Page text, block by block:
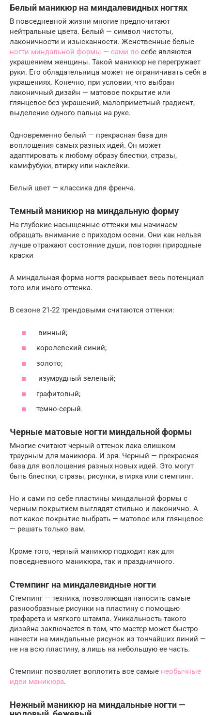
Белый маникюр на миндалевидных ногтях
В повседневной жизни многие предпочитают
нейтральные цвета. Белый — символ чистоты,
лаконичности и изысканности. Женственные белые
ногти миндальной формы — сами по себе являются
украшением женщины. Такой маникюр не перегружает
руки. Его обладательница может не ограничивать себя в
украшениях. Конечно, при условии, что выбран
лаконичный дизайн — матовое покрытие или
глянцевое без украшений, малоприметный градиент,
выделение одного пальца на руке.
Одновременно белый — прекрасная база для
воплощения самых разных идей. Он может
адаптировать к любому образу блестки, стразы,
камифубуки, втирку или наклейки.
Белый цвет — классика для френча.
Темный маникюр на миндальную форму
На глубокие насыщенные оттенки мы начинаем
обращать внимание с приходом осени. Они как нельзя
лучше отражают состояние души, повторяя природные
краски
А миндальная форма ногтя раскрывает весь потенциал
того или иного оттенка.
В сезоне 21-22 трендовыми считаются оттенки:
винный;
королевский синий;
золото;
изумрудный зеленый;
графитовый;
темно-серый.
Черные матовые ногти миндальной формы
Многие считают черный оттенок лака слишком
траурным для маникюра. И зря. Черный — прекрасная
база для воплощения разных новых идей. Это могут
быть блестки, стразы, рисунки, втирка или стемпинг.
Но и сами по себе пластины миндальной формы с
черным покрытием выглядят стильно и лаконично. А
вот какое покрытие выбрать — матовое или глянцевое
— решать только вам.
Кроме того, черный маникюр подходит как для
повседневного маникюра, так и праздничного.
Стемпинг на миндалевидные ногти
Стемпинг — техника, позволяющая наносить самые
разнообразные рисунки на пластину с помощью
трафарета и мягкого штампа. Уникальность такого
дизайна заключается в том, что мастер может быстро
нанести на миндальные рисунок из тончайших линий —
не на всю пластину, а лишь на небольшую ее часть.
Стемпинг позволяет воплотить все самые необычные
идеи маникюра.
Нежный маникюр на миндальные ногти —